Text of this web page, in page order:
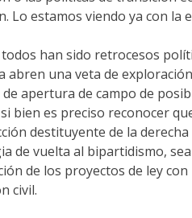
Lo estamos viendo ya con la
han sido retrocesos
abren una veta de
apertura de campo de
bien es preciso reconocer
destituyente de la
de vuelta al bipartidismo,
de los proyectos de ley
civil.